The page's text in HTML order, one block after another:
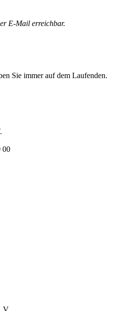
E-Mail erreichbar.
Sie immer auf dem Laufenden.
00
V.